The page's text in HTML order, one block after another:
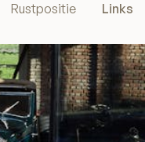
Rustpositie
Links